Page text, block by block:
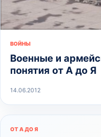
ВОЙНЫ
Военные и
понятия от А до Я
14.06.2012
ОТ А ДО Я